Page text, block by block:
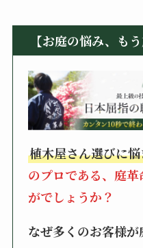
【お庭の悩み、も
植木屋さん選びに
のプロである、庭
がでしょうか？
なぜ多くのお客様